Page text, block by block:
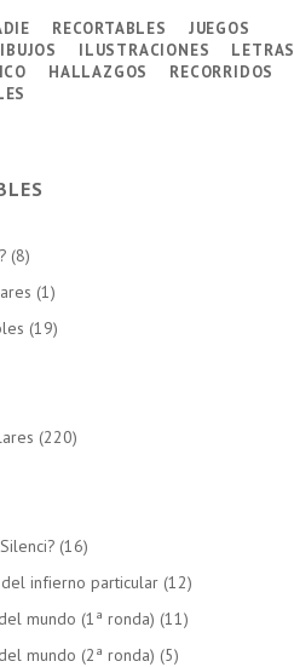
recortables juegos
ilustraciones letras
hallazgos recorridos
(8)
(1)
(19)
(220)
(16)
infierno particular (12)
mundo (1ª ronda) (11)
mundo (2ª ronda) (5)